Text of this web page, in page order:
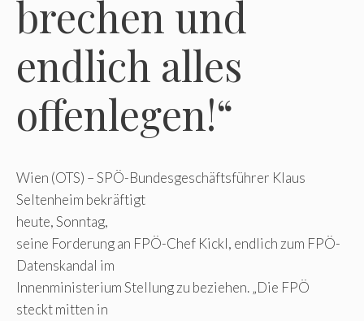
brechen und
endlich alles
offenlegen!“
Wien (OTS) – SPÖ-Bundesgeschäftsführer Klaus
Seltenheim bekräftigt
heute, Sonntag,
seine Forderung an FPÖ-Chef Kickl, endlich zum FPÖ-
Datenskandal im
Innenministerium Stellung zu beziehen. „Die FPÖ
steckt mitten in